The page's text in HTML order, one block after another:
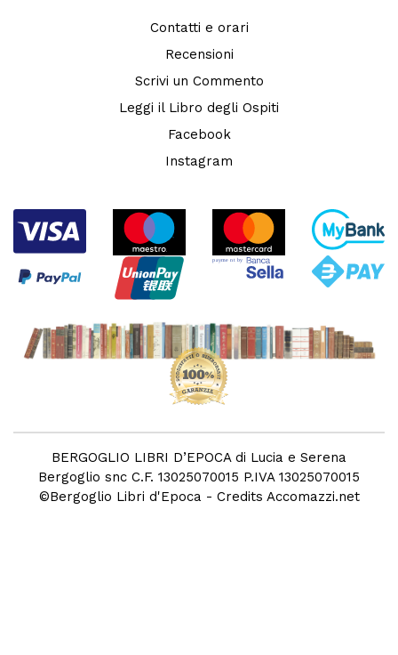
Contatti e orari
Recensioni
Scrivi un Commento
Leggi il Libro degli Ospiti
Facebook
Instagram
BERGOGLIO LIBRI D’EPOCA di Lucia e Serena
Bergoglio snc C.F. 13025070015 P.IVA 13025070015
©Bergoglio Libri d'Epoca - Credits Accomazzi.net